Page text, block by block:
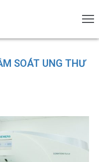
SOÁT UNG THƯ